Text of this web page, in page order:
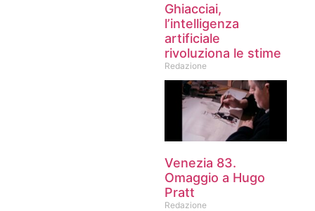
Ghiacciai,
l’intelligenza
artificiale
rivoluziona le stime
Redazione
Venezia 83.
Omaggio a Hugo
Pratt
Redazione